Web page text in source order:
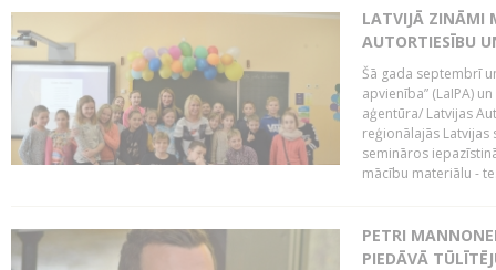
LATVIJĀ ZINĀMI
AUTORTIESĪBU
Šā gada septembrī
apvienība” (LaIPA)
aģentūra/ Latvijas
reģionālajās
semināros
mācību materiālu -
PETRI
PIEDĀVĀ